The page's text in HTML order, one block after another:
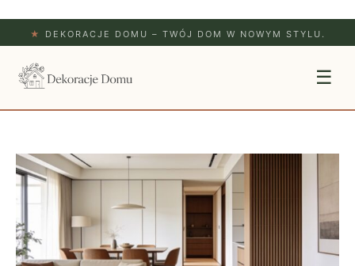
★ DEKORACJE DOMU – TWÓJ DOM W NOWYM STYLU.
☰